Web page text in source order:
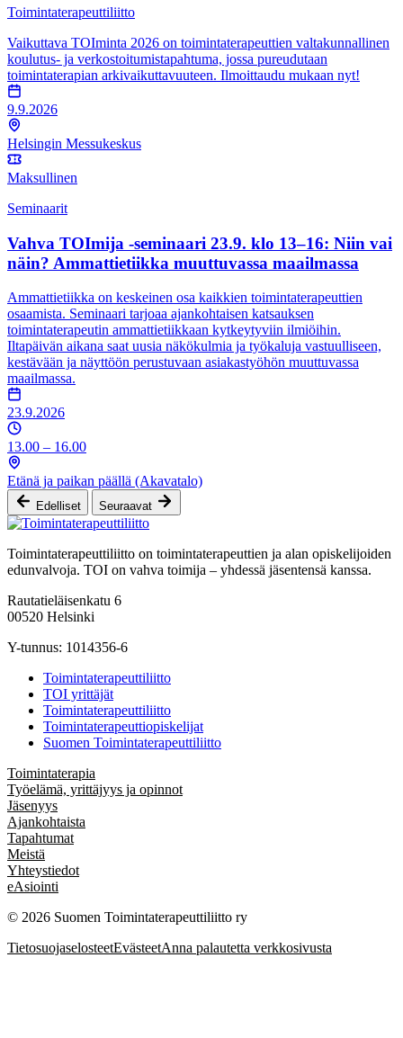
Toimintaterapeuttiliitto
Vaikuttava TOIminta 2026 on toimintaterapeuttien valtakunnallinen
koulutus- ja verkostoitumistapahtuma, jossa pureudutaan
toimintaterapian arkivaikuttavuuteen. Ilmoittaudu mukaan nyt!
9.9.2026
Helsingin Messukeskus
Maksullinen
Seminaarit
Vahva TOImija -seminaari 23.9. klo 13–16: Niin vai
näin? Ammattietiikka muuttuvassa maailmassa
Ammattietiikka on keskeinen osa kaikkien toimintaterapeuttien
osaamista. Seminaari tarjoaa ajankohtaisen katsauksen
toimintaterapeutin ammattietiikkaan kytkeytyviin ilmiöihin.
Iltapäivän aikana saat uusia näkökulmia ja työkaluja vastuulliseen,
kestävään ja näyttöön perustuvaan asiakastyöhön muuttuvassa
maailmassa.
23.9.2026
13.00 – 16.00
Etänä ja paikan päällä (Akavatalo)
Edelliset Seuraavat
Toimintaterapeuttiliitto on toimintaterapeuttien ja alan opiskelijoiden
edunvalvoja. TOI on vahva toimija – yhdessä jäsentensä kanssa.
Rautatieläisenkatu 6
00520 Helsinki
Y-tunnus: 1014356-6
Toimintaterapeuttiliitto
TOI yrittäjät
Toimintaterapeuttiliitto
Toimintaterapeuttiopiskelijat
Suomen Toimintaterapeuttiliitto
Toimintaterapia
Työelämä, yrittäjyys ja opinnot
Jäsenyys
Ajankohtaista
Tapahtumat
Meistä
Yhteystiedot
eAsiointi
© 2026 Suomen Toimintaterapeuttiliitto ry
TietosuojaselosteetEvästeetAnna palautetta verkkosivusta